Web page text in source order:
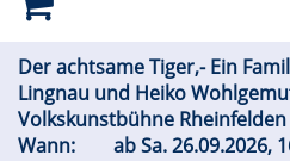
Der achtsame Tiger,- Ein
Lingnau und Heiko
Volkskunstbühne Rheinfelden
Wann:
abSa.26.09.2026,